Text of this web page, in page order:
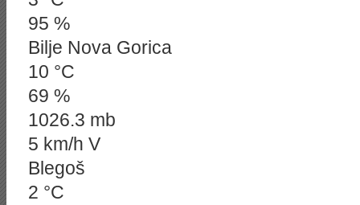
95 %
Bilje Nova Gorica
10 °C
69 %
1026.3 mb
5 km/h V
Blegoš
2 °C